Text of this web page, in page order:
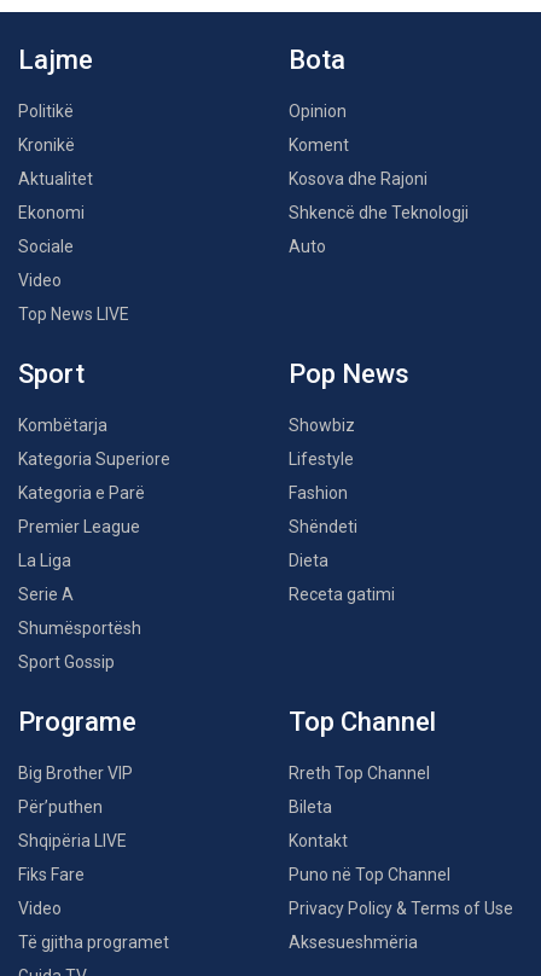
Lajme
Politikë
Kronikë
Aktualitet
Ekonomi
Sociale
Video
Top News LIVE
Bota
Opinion
Koment
Kosova dhe Rajoni
Shkencë dhe Teknologji
Auto
Sport
Kombëtarja
Kategoria Superiore
Kategoria e Parë
Premier League
La Liga
Serie A
Shumësportësh
Sport Gossip
Pop News
Showbiz
Lifestyle
Fashion
Shëndeti
Dieta
Receta gatimi
Programe
Big Brother VIP
Për’puthen
Shqipëria LIVE
Fiks Fare
Video
Të gjitha programet
Top Channel
Rreth Top Channel
Bileta
Kontakt
Puno në Top Channel
Privacy Policy & Terms of Use
Aksesueshmëria